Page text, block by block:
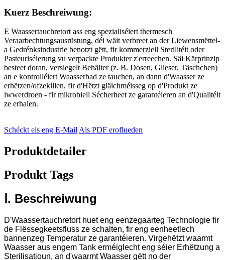
Kuerz Beschreiwung:
E Waassertauchretort ass eng spezialiséiert thermesch
Veraarbechtungsausrüstung, déi wäit verbreet an der Liewensmëttel-
a Gedrénksindustrie benotzt gëtt, fir kommerziell Sterilitéit oder
Pasteuriséierung vu verpackte Produkter z'erreechen. Säi Kärprinzip
besteet doran, versiegelt Behälter (z. B. Dosen, Glieser, Täschchen)
an e kontrolléiert Waasserbad ze tauchen, an dann d'Waasser ze
erhëtzen/ofzekillen, fir d'Hëtzt gläichméisseg op d'Produkt ze
iwwerdroen - fir mikrobiell Sécherheet ze garantéieren an d'Qualitéit
ze erhalen.
Schéckt eis eng E-MailAls PDF eroflueden
Produktdetailer
Produkt Tags
Ⅰ. Beschreiwung
D'Waassertauchretort huet eng eenzegaarteg Technologie fir
de Flëssegkeetsfluss ze schalten, fir eng eenheetlech
bannenzeg Temperatur ze garantéieren. Virgehëtzt waarmt
Waasser aus engem Tank erméiglecht eng séier Erhëtzung a
Sterilisatioun, an d'waarmt Waasser gëtt no der